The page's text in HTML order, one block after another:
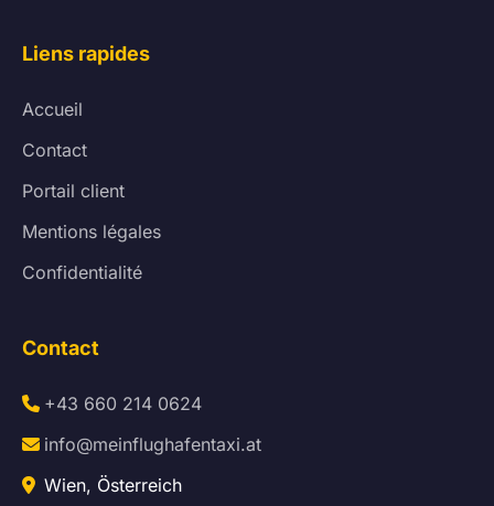
Liens rapides
Accueil
Contact
Portail client
Mentions légales
Confidentialité
Contact
+43 660 214 0624
info@meinflughafentaxi.at
Wien, Österreich